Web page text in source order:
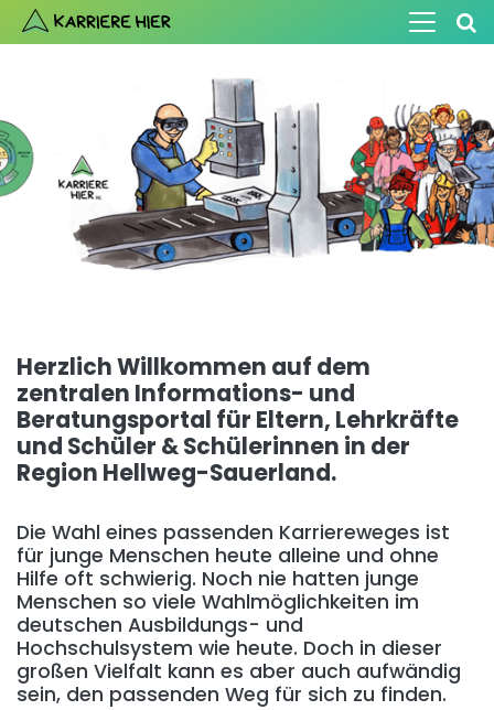
Herzlich Willkommen auf dem
zentralen Informations- und
Beratungsportal für Eltern, Lehrkräfte
und Schüler & Schülerinnen in der
Region Hellweg-Sauerland.
Die Wahl eines passenden Karriereweges ist
für junge Menschen heute alleine und ohne
Hilfe oft schwierig. Noch nie hatten junge
Menschen so viele Wahlmöglichkeiten im
deutschen Ausbildungs- und
Hochschulsystem wie heute. Doch in dieser
großen Vielfalt kann es aber auch aufwändig
sein, den passenden Weg für sich zu finden.